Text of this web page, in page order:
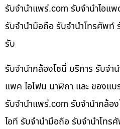
รับจํานําแพร่.com รับจำนำไอแ
รับจำนำมือถือ รับจำนำโทรศัพท์
รับ
รับจำนำกล้องโซนี่ บริการ รับจำ
แพค ไอโฟน นาฬิกา และ ของแ
รับจํานําแพร่.com รับจำนำกล้อ
ไอที รับจำนำมือถือ รับจำนำโทร